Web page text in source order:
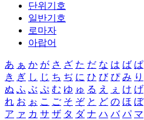
단위기호
일반기호
로마자
아랍어
あ ぁ か が さ ざ た だ な は ば ぱ
き ぎ し じ ち ぢ に ひ び ぴ み り
ぬ ふ ぶ ぷ む ゆ ゅ る え ぇ け げ
れ お ぉ こ ご そ ぞ と ど の ほ ぼ
ア ァ カ サ ザ タ ダ ナ ハ バ パ マ